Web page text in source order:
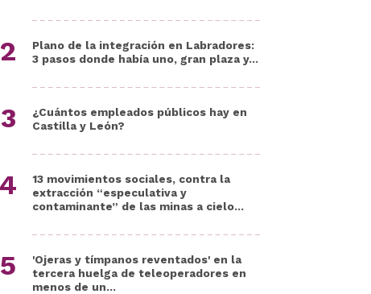
Plano de la integración en Labradores:
3 pasos donde había uno, gran plaza y...
¿Cuántos empleados públicos hay en
Castilla y León?
13 movimientos sociales, contra la
extracción “especulativa y
contaminante” de las minas a cielo...
'Ojeras y tímpanos reventados' en la
tercera huelga de teleoperadores en
menos de un...